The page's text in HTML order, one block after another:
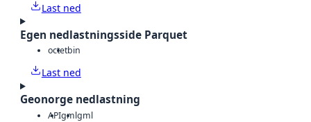
Last ned
Egen nedlastningsside Parquet
octetbin
Last ned
Geonorge nedlastning
APIgmlgml